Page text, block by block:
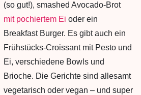
(so gut!), smashed Avocado-Brot
mit pochiertem Ei oder ein
Breakfast Burger. Es gibt auch ein
Frühstücks-Croissant mit Pesto und
Ei, verschiedene Bowls und
Brioche. Die Gerichte sind allesamt
vegetarisch oder vegan – und super